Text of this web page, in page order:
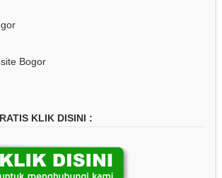
Bogor
KLIK DISINI :